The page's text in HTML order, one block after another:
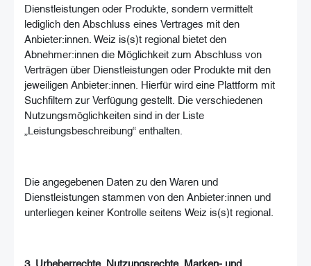
Dienstleistungen oder Produkte, sondern vermittelt
lediglich den Abschluss eines Vertrages mit den
Anbieter:innen. Weiz is(s)t regional bietet den
Abnehmer:innen die Möglichkeit zum Abschluss von
Verträgen über Dienstleistungen oder Produkte mit den
jeweiligen Anbieter:innen. Hierfür wird eine Plattform mit
Suchfiltern zur Verfügung gestellt. Die verschiedenen
Nutzungsmöglichkeiten sind in der Liste
„Leistungsbeschreibung“ enthalten.
Die angegebenen Daten zu den Waren und
Dienstleistungen stammen von den Anbieter:innen und
unterliegen keiner Kontrolle seitens Weiz is(s)t regional.
3. Urheberrechte, Nutzungsrechte, Marken- und